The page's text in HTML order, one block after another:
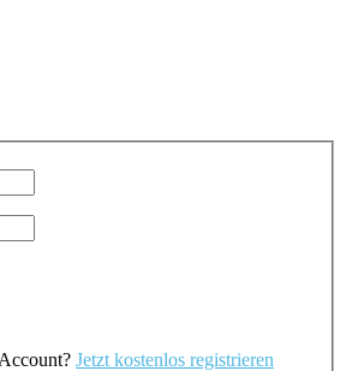
Jetzt kostenlos registrieren